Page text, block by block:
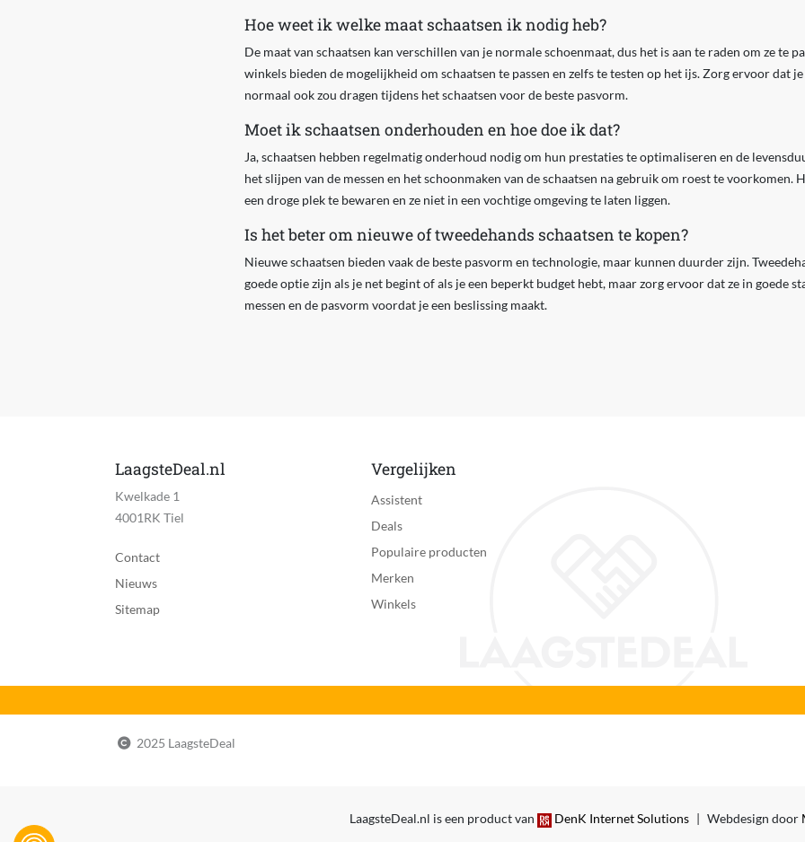
Hoe weet ik welke maat schaatsen ik nodig heb?
De maat van schaatsen kan verschillen van je normale schoenmaat, dus het is aan te raden om ze te
winkels bieden de mogelijkheid om schaatsen te passen en zelfs te testen op het ijs. Zorg ervoor dat
normaal ook zou dragen tijdens het schaatsen voor de beste pasvorm.
Moet ik schaatsen onderhouden en hoe doe ik dat?
Ja, schaatsen hebben regelmatig onderhoud nodig om hun prestaties te optimaliseren en de
het slijpen van de messen en het schoonmaken van de schaatsen na gebruik om roest te voorkomen.
een droge plek te bewaren en ze niet in een vochtige omgeving te laten liggen.
Is het beter om nieuwe of tweedehands schaatsen te kopen?
Nieuwe schaatsen bieden vaak de beste pasvorm en technologie, maar kunnen duurder zijn.
goede optie zijn als je net begint of als je een beperkt budget hebt, maar zorg ervoor dat ze in goede
messen en de pasvorm voordat je een beslissing maakt.
LaagsteDeal.nl
Kwelkade 1
4001RK Tiel
Contact
Nieuws
Sitemap
Vergelijken
Assistent
Deals
Populaire producten
Merken
Winkels
2025 LaagsteDeal
LaagsteDeal.nl is een product van DenK Internet Solutions Webdesign door